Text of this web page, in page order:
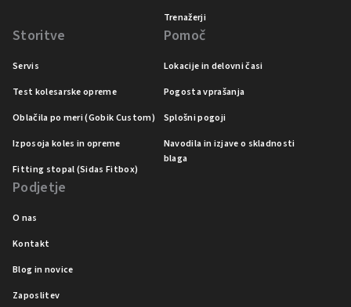
Trenažerji
Storitve
Servis
Test kolesarske opreme
Oblačila po meri (Gobik Custom)
Izposoja koles in opreme
Fitting stopal (Sidas Fitbox)
Pomoč
Lokacije in delovni časi
Pogosta vprašanja
Splošni pogoji
Navodila in izjave o skladnosti
blaga
Podjetje
O nas
Kontakt
Blog in novice
Zaposlitev